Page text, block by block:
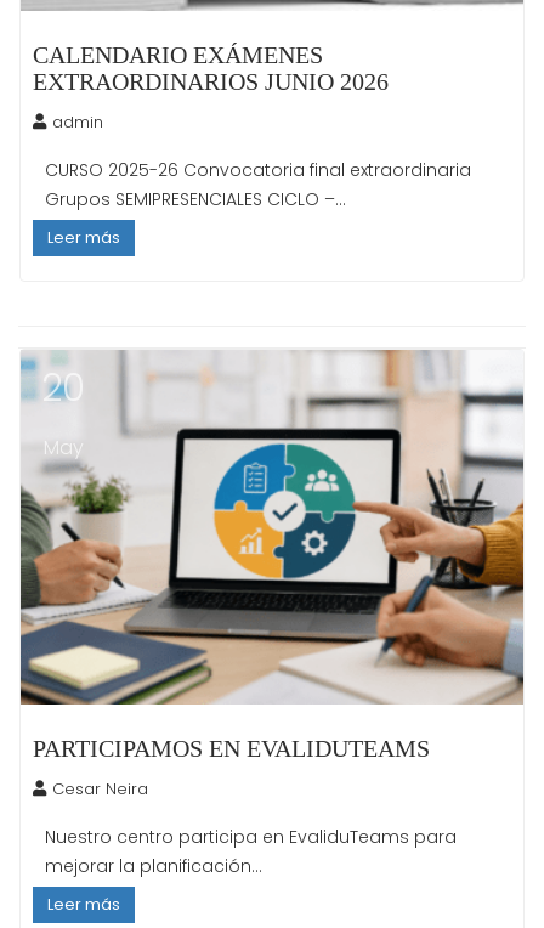
CALENDARIO EXÁMENES
EXTRAORDINARIOS JUNIO 2026
admin
CURSO 2025-26 Convocatoria final extraordinaria
Grupos SEMIPRESENCIALES CICLO –...
Leer más
20
May
PARTICIPAMOS EN EVALIDUTEAMS
Cesar Neira
Nuestro centro participa en EvaliduTeams para
mejorar la planificación...
Leer más